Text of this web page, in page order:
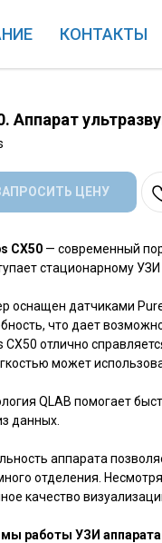
КОНТАКТЫ
Аппарат
ЦЕНУ
CX50 — современный
стационарному УЗИ
оснащен датчиками
что дает
CX50 отлично
может
QLAB помогает
данных.
аппарата
отделения.
качество
работы УЗИ аппарата